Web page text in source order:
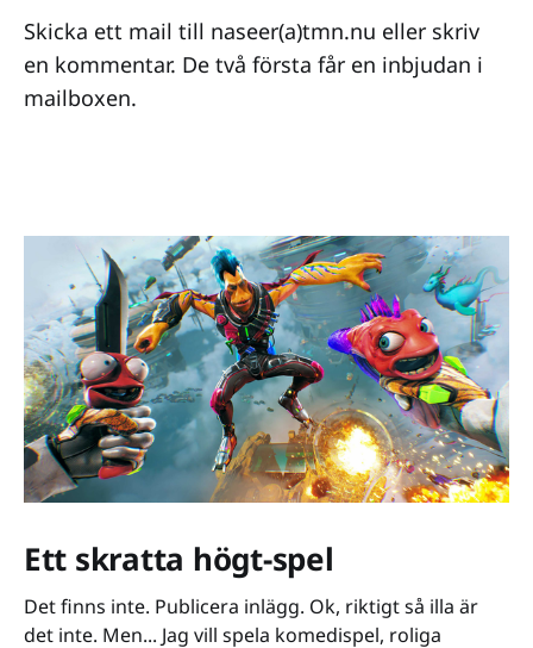
Skicka ett mail till naseer(a)tmn.nu eller skriv
en kommentar. De två första får en inbjudan i
mailboxen.
Ett skratta högt-spel
Det finns inte. Publicera inlägg. Ok, riktigt så illa är
det inte. Men... Jag vill spela komedispel, roliga